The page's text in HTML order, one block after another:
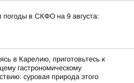
погоды в СКФО на 9 августа:
в Карелию, приготовьтесь к
гастрономическому
суровая природа этого